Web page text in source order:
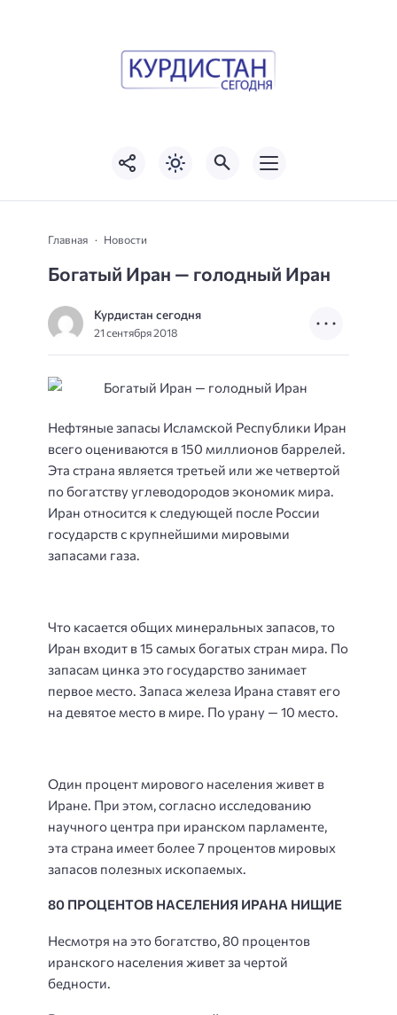
Главная Новости
Богатый Иран — голодный Иран
Курдистан сегодня
21 сентября 2018
Нефтяные запасы Исламской Республики Иран
всего оцениваются в 150 миллионов баррелей.
Эта страна является третьей или же четвертой
по богатству углеводородов экономик мира.
Иран относится к следующей после России
государств с крупнейшими мировыми
запасами газа.
Что касается общих минеральных запасов, то
Иран входит в 15 самых богатых стран мира. По
запасам цинка это государство занимает
первое место. Запаса железа Ирана ставят его
на девятое место в мире. По урану — 10 место.
Один процент мирового населения живет в
Иране. При этом, согласно исследованию
научного центра при иранском парламенте,
эта страна имеет более 7 процентов мировых
запасов полезных ископаемых.
80 ПРОЦЕНТОВ НАСЕЛЕНИЯ ИРАНА НИЩИЕ
Несмотря на это богатство, 80 процентов
иранского населения живет за чертой
бедности.